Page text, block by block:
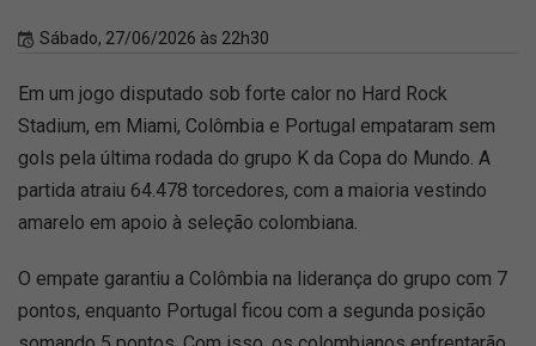
Sábado, 27/06/2026 às 22h30
Em um jogo disputado sob forte calor no Hard Rock
Stadium, em Miami, Colômbia e Portugal empataram sem
gols pela última rodada do grupo K da Copa do Mundo. A
partida atraiu 64.478 torcedores, com a maioria vestindo
amarelo em apoio à seleção colombiana.
O empate garantiu a Colômbia na liderança do grupo com 7
pontos, enquanto Portugal ficou com a segunda posição